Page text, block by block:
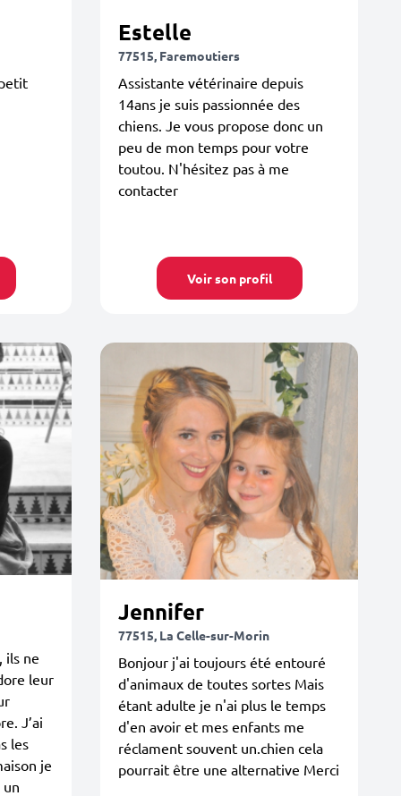
Estelle
77515, Faremoutiers
Assistante vétérinaire depuis
14ans je suis passionnée des
chiens. Je vous propose donc un
peu de mon temps pour votre
toutou. N'hésitez pas à me
contacter
Voir son profil
ils ne
leur
J’ai
les
je
Jennifer
77515, La Celle-sur-Morin
Bonjour j'ai toujours été entouré
d'animaux de toutes sortes Mais
étant adulte je n'ai plus le temps
d'en avoir et mes enfants me
réclament souvent un.chien cela
pourrait être une alternative Merci